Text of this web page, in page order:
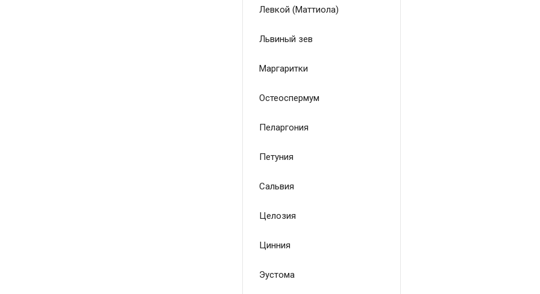
Левкой (Маттиола)
Львиный зев
Маргаритки
Остеоспермум
Пеларгония
Петуния
Сальвия
Целозия
Цинния
Эустома